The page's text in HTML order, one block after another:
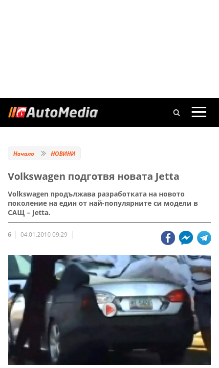
Начало НОВИНИ
Volkswagen подготвя новата Jetta
Volkswagen продължава разработката на новото
поколение на един от най-популярните си модели в
САЩ – Jetta.
6 04.01.2010 09:29